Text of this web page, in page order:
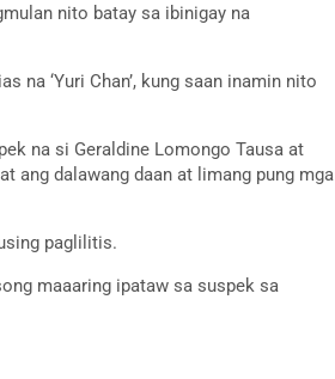
nito batay sa ibinigay na
na ‘Yuri Chan’, kung saan inamin nito
na si Geraldine Lomongo Tausa at
ang dalawang daan at limang pung mga
paglilitis.
maaaring ipataw sa suspek sa